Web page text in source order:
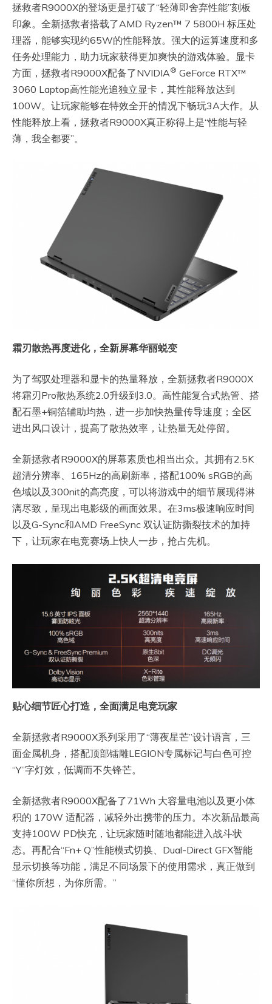
拯救者R9000X的登场更是打破了“轻薄即舍弃性能”刻板
印象。全新拯救者搭载了AMD Ryzen™ 7 5800H 标压处
理器，能够实现约65W的性能释放。强大的运算速度和多
任务处理能力，助力玩家获得更加爽快的游戏体验。显卡
方面，拯救者R9000X配备了NVIDIA® GeForce RTX™
3060 Laptop高性能光追独立显卡，其性能释放达到
100W。让玩家能够在特效全开的情况下畅玩3A大作。从
性能释放上看，拯救者R9000X真正称得上是“性能与轻
薄，我全都要”。
霜刃散热再度进化，全新屏幕华丽蜕变
为了驾驭处理器和显卡的热量释放，全新拯救者R9000X
将霜刃Pro散热系统2.0升级到3.0。高性能复合式热管、搭
配石墨+铜箔辅助均热，进一步加快热量传导速度；全区
进出风口设计，提高了散热效率，让热量无处停留。
全新拯救者R9000X的屏幕素质也相当出众。其拥有2.5K
超清分辨率、165Hz的高刷新率，搭配100% sRGB的高
色域以及300nit的高亮度，可以将游戏中的细节展现得淋
漓尽致，呈现出电影级的画面效果。在3ms极速响应时间
以及G-Sync和AMD FreeSync 双认证防撕裂技术的加持
下，让玩家在电竞赛场上快人一步，抢占先机。
贴心细节匠心打造，全面满足电竞玩家
全新拯救者R9000X系列采用了“薄夜星芒”设计语言，三
面金属机身，搭配顶部镭雕LEGION专属标记与白色可控
“Y”字灯效，低调而不失锋芒。
全新拯救者R9000X配备了71Wh 大容量电池以及更小体
积的 170W 适配器，减轻外出携带的压力。本次新品最高
支持100W PD快充，让玩家随时随地都能进入战斗状
态。再配合“Fn+ Q”性能模式切换、Dual-Direct GFX智能
显示切换等功能，满足不同场景下的使用需求，真正做到
“懂你所想，为你所需。”